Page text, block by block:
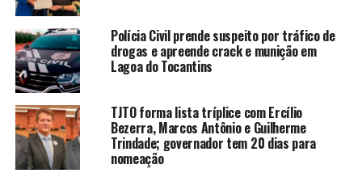
Polícia Civil prende suspeito por tráfico de
drogas e apreende crack e munição em
Lagoa do Tocantins
TJTO forma lista tríplice com Ercílio
Bezerra, Marcos Antônio e Guilherme
Trindade; governador tem 20 dias para
nomeação